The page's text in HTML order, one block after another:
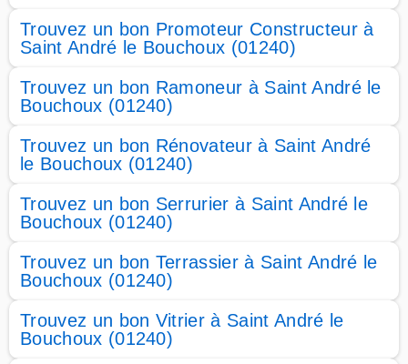
Trouvez un bon Promoteur Constructeur à
Saint André le Bouchoux (01240)
Trouvez un bon Ramoneur à Saint André le
Bouchoux (01240)
Trouvez un bon Rénovateur à Saint André
le Bouchoux (01240)
Trouvez un bon Serrurier à Saint André le
Bouchoux (01240)
Trouvez un bon Terrassier à Saint André le
Bouchoux (01240)
Trouvez un bon Vitrier à Saint André le
Bouchoux (01240)